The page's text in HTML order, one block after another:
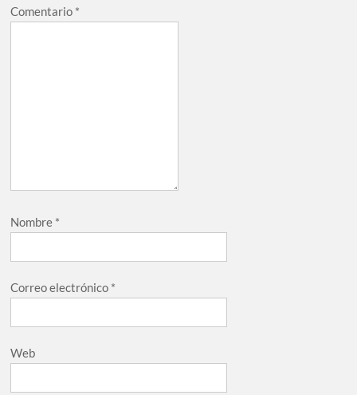
Comentario *
Nombre *
Correo electrónico *
Web